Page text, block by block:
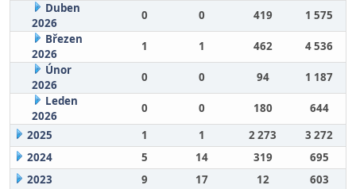
Duben
2026
0 0 419
1 575
Březen
2026
1 1 462
4 536
Únor
2026
0 0 94
1 187
Leden
2026
0 0 180
644
2025
1 1 2 273
3 272
2024
5 14 319
695
2023
9 17 12
603